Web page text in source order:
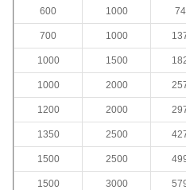
600 1000 74
700 1000
1000 1500
1000 2000
1200 2000
1350 2500
1500 2500
1500 3000